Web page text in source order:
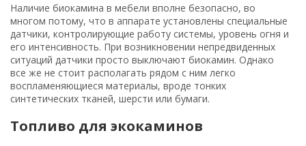
Наличие биокамина в мебели вполне безопасно, во
многом потому, что в аппарате установлены специальные
датчики, контролирующие работу системы, уровень огня и
его интенсивность. При возникновении непредвиденных
ситуаций датчики просто выключают биокамин. Однако
все же не стоит располагать рядом с ним легко
воспламеняющиеся материалы, вроде тонких
синтетических тканей, шерсти или бумаги.
Топливо для экокаминов